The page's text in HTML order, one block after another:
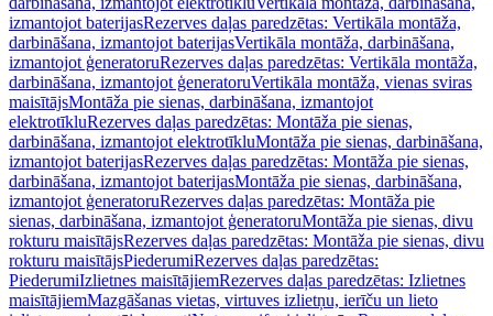
izmantojot baterijasRezerves daļas paredzētas: Vertikāla montāža,
darbināšana, izmantojot baterijasVertikāla montāža, darbināšana,
izmantojot ģeneratoruRezerves daļas paredzētas: Vertikāla montāža,
darbināšana, izmantojot ģeneratoruVertikāla montāža, vienas sviras
maisītājsMontāža pie sienas, darbināšana, izmantojot
elektrotīkluRezerves daļas paredzētas: Montāža pie sienas,
darbināšana, izmantojot elektrotīkluMontāža pie sienas, darbināšana,
izmantojot baterijasRezerves daļas paredzētas: Montāža pie sienas,
darbināšana, izmantojot baterijasMontāža pie sienas, darbināšana,
izmantojot ģeneratoruRezerves daļas paredzētas: Montāža pie
sienas, darbināšana, izmantojot ģeneratoruMontāža pie sienas, divu
rokturu maisītājsRezerves daļas paredzētas: Montāža pie sienas, divu
rokturu maisītājsPiederumiRezerves daļas paredzētas:
PiederumiIzlietnes maisītājiemRezerves daļas paredzētas: Izlietnes
maisītājiemMazgāšanas vietas, virtuves izlietņu, ierīču un lieto